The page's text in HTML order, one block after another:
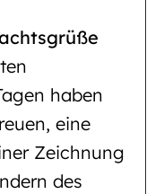
haben
eine
Zeichnung
des